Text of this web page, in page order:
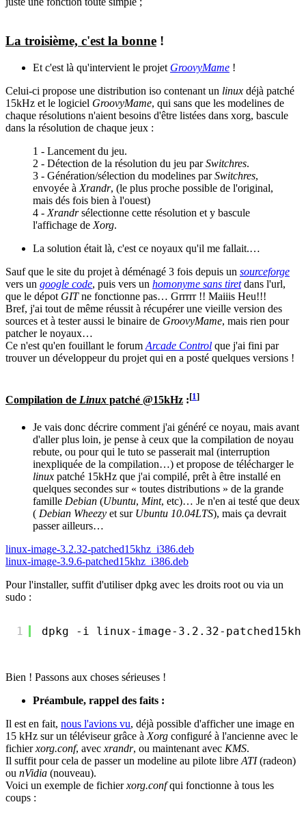
La troisième, c'est la bonne !
Et c'est là qu'intervient le projet GroovyMame !
Celui-ci propose une distribution iso contenant un linux déjà patché
15kHz et le logiciel GroovyMame, qui sans que les modelines de
chaque résolutions n'aient besoins d'être listées dans xorg, bascule
dans la résolution de chaque jeux :
1 - Lancement du jeu.
2 - Détection de la résolution du jeu parSwitchres.
3 - Génération/sélection du modelines parSwitchres,
envoyée à Xrandr, (le plus proche possible de l'original,
mais dés fois bien à l'ouest)
4 - Xrandrsélectionne cette résolution et y bascule
l'affichage de Xorg.
La solution était là, c'est ce noyaux qu'il me fallait.…
Sauf que le site du projet à déménagé 3 fois depuis un sourceforge
vers un google code, puis vers un homonyme sans tiretdans l'url,
que le dépot GITne fonctionne pas… Grrrrr !! Maiiis Heu!!!
Bref, j'ai tout de même réussit à récupérer une vieille version des
sources et à tester aussi le binaire de GroovyMame, mais rien pour
patcher le noyaux…
Ce n'est qu'en fouillant le forum Arcade Control que j'ai fini par
trouver un développeur du projet qui en a posté quelques versions !
Compilation de Linux patché @15kHz :[1]
Je vais donc décrire comment j'ai généré ce noyau, mais avant
d'aller plus loin, je pense à ceux que la compilation de noyau
rebute, ou pour qui le tuto se passerait mal (interruption
inexpliquée de la compilation…) et propose de télécharger le
linux patché 15kHz que j'ai compilé, prêt à être installé en
quelques secondes sur « toutes distributions » de la grande
famille Debian (Ubuntu, Mint, etc)… Je n'en ai testé que deux
( Debian Wheezy et sur Ubuntu 10.04LTS), mais ça devrait
passer ailleurs…
linux-image-3.2.32-patched15khz_i386.deb
linux-image-3.9.6-patched15khz_i386.deb
Pour l'installer, suffit d'utiliser dpkg avec les droits root ou via un
sudo :
1 dpkg -i linux-image-3.2.32-
Bien ! Passons aux choses sérieuses !
Préambule, rappel des faits :
Il est en fait, nous l'avions vu, déjà possible d'afficher une image en
15 kHz sur un téléviseur grâce à Xorg configuré à l'ancienne avec le
fichierxorg.conf, avec xrandr, ou maintenant avec KMS.
Il suffit pour cela de passer un modeline au pilote libre ATI(radeon)
ou nVidia (nouveau).
Voici un exemple de fichierxorg.confqui fonctionne à tous les
coups :